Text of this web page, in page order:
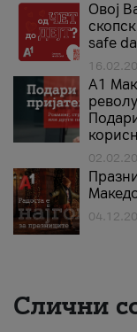
Овој
safe
А1
Слични